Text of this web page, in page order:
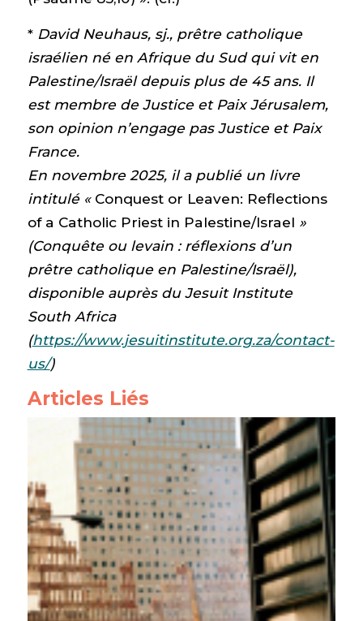
* David Neuhaus, sj., prêtre catholique
israélien né en Afrique du Sud qui vit en
Palestine/Israël depuis plus de 45 ans. Il
est membre de Justice et Paix Jérusalem,
son opinion n’engage pas Justice et Paix
France.
En novembre 2025, il a publié un livre
intitulé « Conquest or Leaven: Reflections
of a Catholic Priest in Palestine/Israel »
(Conquête ou levain : réflexions d’un
prêtre catholique en Palestine/Israël),
disponible auprès du Jesuit Institute
South Africa
(https://www.jesuitinstitute.org.za/contact-
us/)
Articles Liés